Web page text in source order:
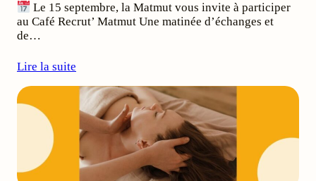
Le 15 septembre, la Matmut vous invite à participer
au Café Recrut’ Matmut Une matinée d’échanges et
de…
Lire la suite